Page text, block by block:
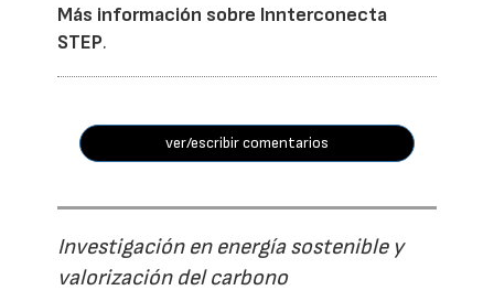
Más información sobre Innterconecta
STEP.
ver/escribir comentarios
Investigación en energía sostenible y
valorización del carbono